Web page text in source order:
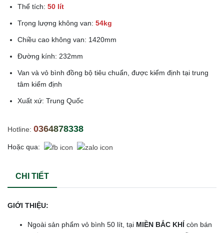
Thể tích: 50 lít
Trọng lượng không van: 54kg
Chiều cao không van: 1420mm
Đường kính: 232mm
Van và vỏ bình đồng bộ tiêu chuẩn, được kiểm định tại trung
tâm kiểm định
Xuất xứ: Trung Quốc
Hotline: 0364878338
Hoặc qua:
CHI TIẾT
GIỚI THIỆU:
Ngoài sản phẩm vỏ bình 50 lít, tại MIỀN BẮC KHÍ còn bán